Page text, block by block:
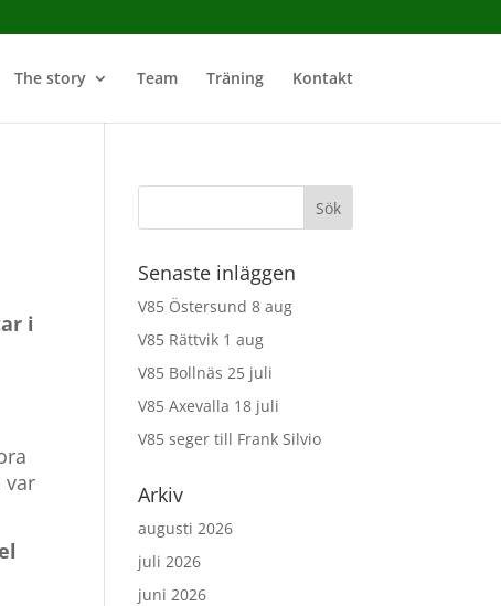
The story Team Träning Kontakt
i
var
Senaste inläggen
V85 Östersund 8 aug
V85 Rättvik 1 aug
V85 Bollnäs 25 juli
V85 Axevalla 18 juli
V85 seger till Frank Silvio
Arkiv
augusti 2026
juli 2026
juni 2026